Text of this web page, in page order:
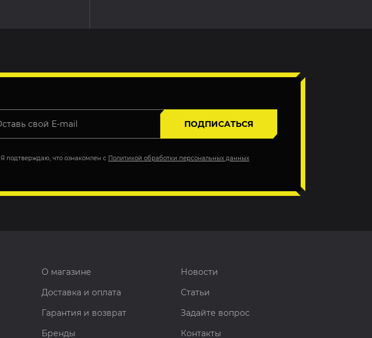
ПОДПИСАТЬСЯ
Я подтверждаю, что ознакомлен с Политикой обработки персональных данных
О магазине
Новости
Доставка и оплата
Статьи
Гарантия и возврат
Задайте вопрос
Бренды
Контакты